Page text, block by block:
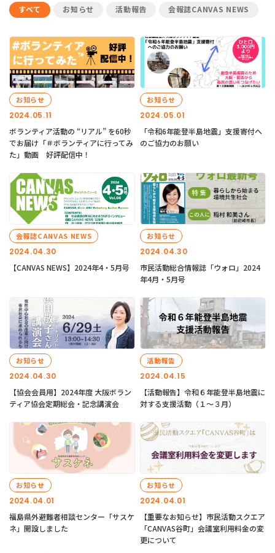
すべて お知らせ 活動報告 会報誌CANVAS NEWS
2024.05.11
お知らせ
ボランティア活動の “リアル” を60秒
でお届け「＃ボランティアに行ってみ
た」動画 好評配信中！
2024.05.01
お知らせ
「令和6年能登半島地震」支援寄付へ
のご協力のお願い
2024.04.30
会報誌CANVAS NEWS
【CANVAS NEWS】2024年4・5月号
2024.04.30
お知らせ
市民活動総合情報誌「ウォロ」2024
年4月・5月号
2024.04.30
お知らせ
【協会会員用】2024年度 大阪ボラン
ティア協会定期総会・記念講演会
2024.04.15
活動報告
【活動報告】令和６年能登半島地震に
対する支援活動（１〜３月）
2024.04.01
お知らせ
福島県外避難者相談センター「サスケ
ネ」開設しました
2024.04.01
お知らせ
【重要なお知らせ】市民活動スクエア
「CANVAS谷町」会議室利用料金の変
更について